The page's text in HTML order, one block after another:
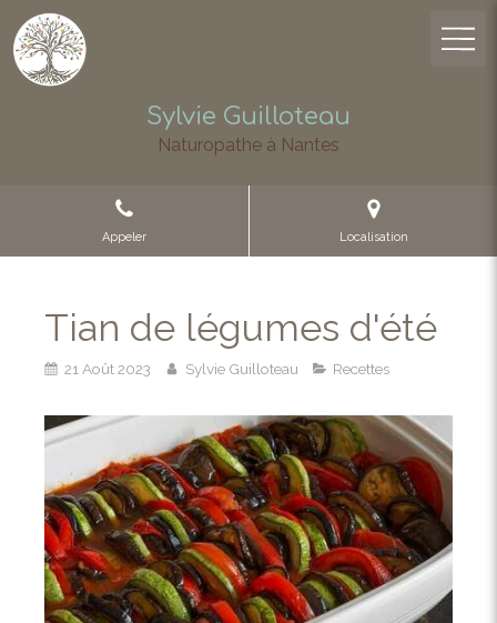
Sylvie Guilloteau
Naturopathe à Nantes
Appeler Localisation
Tian de légumes d'été
21 Août 2023 Sylvie Guilloteau Recettes